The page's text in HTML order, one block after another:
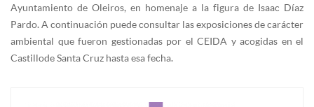
Ayuntamiento de Oleiros, en homenaje a la figura de Isaac Díaz
Pardo. A continuación puede consultar las exposiciones de carácter
ambiental que fueron gestionadas por el CEIDA y acogidas en el
Castillo de Santa Cruz hasta esa fecha.